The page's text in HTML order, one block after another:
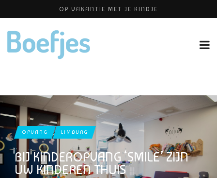
OP VAKANTIE MET JE KINDJE
ALLERZORG KRAAMZORG
OPVANG LIMBURG
BIJ KINDEROPVANG ‘SMILE’ ZIJN
UW KINDEREN THUIS